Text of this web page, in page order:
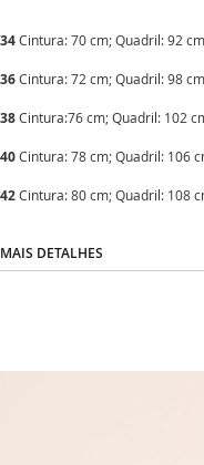
34Cintura: 70 cm; Quadril: 92
36Cintura: 72 cm; Quadril: 98
38Cintura:76 cm; Quadril: 102
40Cintura: 78 cm; Quadril: 106
42Cintura: 80 cm; Quadril: 108
MAIS DETALHES